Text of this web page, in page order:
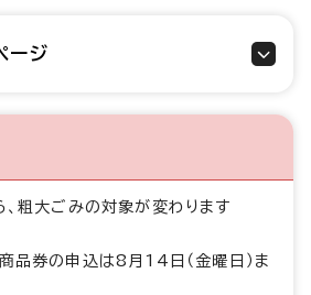
ージ
粗大ごみの対象が変わります
品券の申込は8月14日（金曜日）ま